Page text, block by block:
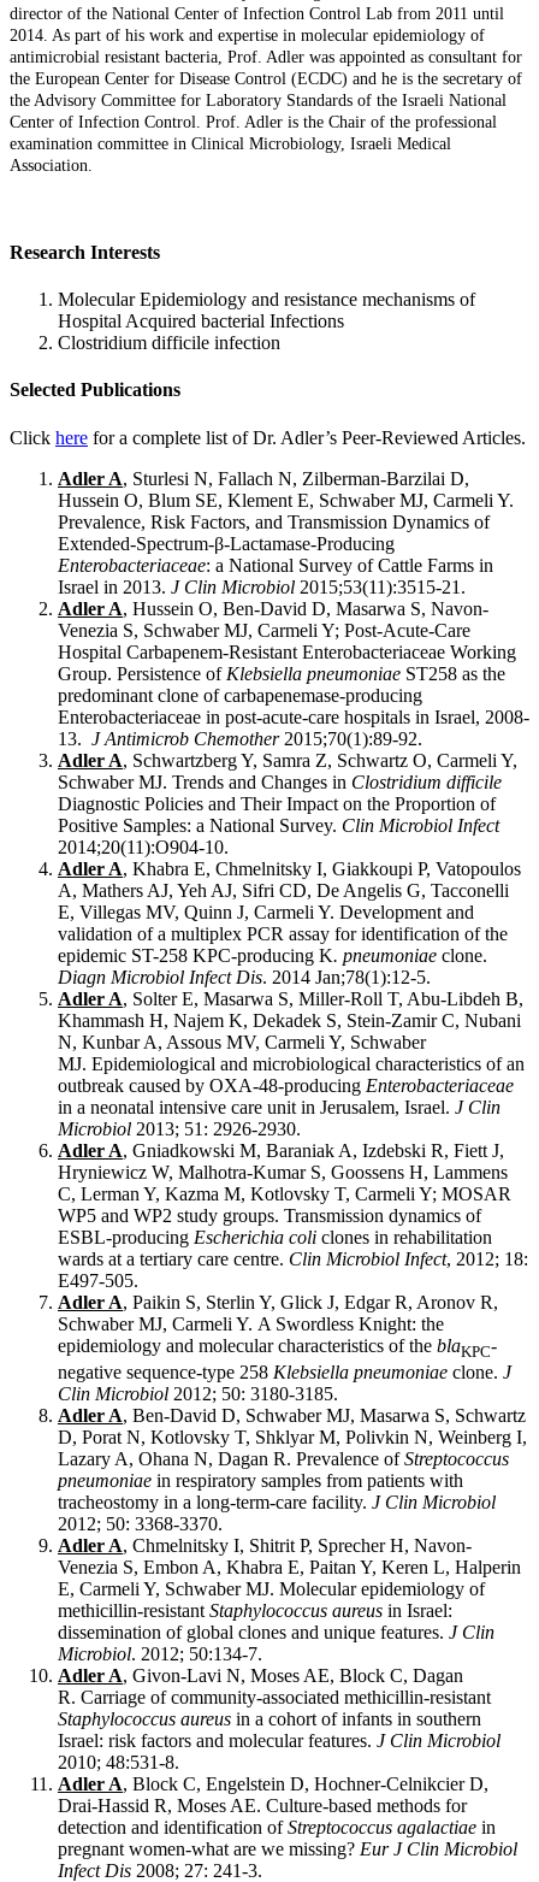
director of the National Center of Infection Control Lab from 2011 until
2014. As part of his work and expertise in molecular epidemiology of
antimicrobial resistant bacteria, Prof. Adler was appointed as consultant for
the European Center for Disease Control (ECDC) and he is the secretary of
the Advisory Committee for Laboratory Standards of the Israeli National
Center of Infection Control. Prof. Adler is the Chair of the professional
examination committee in Clinical Microbiology, Israeli Medical
Association.
Research Interests
Molecular Epidemiology and resistance mechanisms of
Hospital Acquired bacterial Infections
Clostridium difficile infection
Selected Publications
Click here for a complete list of Dr. Adler’s Peer-Reviewed Articles.
Adler A, Sturlesi N, Fallach N, Zilberman-Barzilai D,
Hussein O, Blum SE, Klement E, Schwaber MJ, Carmeli Y.
Prevalence, Risk Factors, and Transmission Dynamics of
Extended-Spectrum-β-Lactamase-Producing
Enterobacteriaceae: a National Survey of Cattle Farms in
Israel in 2013. J Clin Microbiol 2015;53(11):3515-21.
Adler A, Hussein O, Ben-David D, Masarwa S, Navon-
Venezia S, Schwaber MJ, Carmeli Y; Post-Acute-Care
Hospital Carbapenem-Resistant Enterobacteriaceae Working
Group. Persistence of Klebsiella pneumoniae ST258 as the
predominant clone of carbapenemase-producing
Enterobacteriaceae in post-acute-care hospitals in Israel, 2008-
13. J Antimicrob Chemother2015;70(1):89-92.
Adler A, Schwartzberg Y, Samra Z, Schwartz O, Carmeli Y,
Schwaber MJ. Trends and Changes in Clostridium difficile
Diagnostic Policies and Their Impact on the Proportion of
Positive Samples: a National Survey. Clin Microbiol Infect
2014;20(11):O904-10.
Adler A, Khabra E, Chmelnitsky I, Giakkoupi P, Vatopoulos
A, Mathers AJ, Yeh AJ, Sifri CD, De Angelis G, Tacconelli
E, Villegas MV, Quinn J, Carmeli Y. Development and
validation of a multiplex PCR assay for identification of the
epidemic ST-258 KPC-producing K. pneumoniae clone.
Diagn Microbiol Infect Dis. 2014 Jan;78(1):12-5.
Adler A, Solter E, Masarwa S, Miller-Roll T, Abu-Libdeh B,
Khammash H, Najem K, Dekadek S, Stein-Zamir C, Nubani
N, Kunbar A, Assous MV, Carmeli Y, Schwaber
MJ. Epidemiological and microbiological characteristics of an
outbreak caused by OXA-48-producing Enterobacteriaceae
in a neonatal intensive care unit in Jerusalem, Israel. J Clin
Microbiol 2013; 51: 2926-2930.
Adler A, Gniadkowski M, Baraniak A, Izdebski R, Fiett J,
Hryniewicz W, Malhotra-Kumar S, Goossens H, Lammens
C, Lerman Y, Kazma M, Kotlovsky T, Carmeli Y; MOSAR
WP5 and WP2 study groups. Transmission dynamics of
ESBL-producing Escherichia coli clones in rehabilitation
wards at a tertiary care centre. Clin Microbiol Infect, 2012; 18:
E497-505.
Adler A, Paikin S, Sterlin Y, Glick J, Edgar R, Aronov R,
Schwaber MJ, Carmeli Y. A Swordless Knight: the
epidemiology and molecular characteristics of the blaKPC-
negative sequence-type 258 Klebsiella pneumoniae clone. J
Clin Microbiol 2012; 50: 3180-3185.
Adler A, Ben-David D, Schwaber MJ, Masarwa S, Schwartz
D, Porat N, Kotlovsky T, Shklyar M, Polivkin N, Weinberg I,
Lazary A, Ohana N, Dagan R. Prevalence ofStreptococcus
pneumoniae in respiratory samples from patients with
tracheostomy in a long-term-care facility. J Clin Microbiol
2012; 50: 3368-3370.
Adler A, Chmelnitsky I, Shitrit P, Sprecher H, Navon-
Venezia S, Embon A, Khabra E, Paitan Y, Keren L, Halperin
E, Carmeli Y, Schwaber MJ. Molecular epidemiology of
methicillin-resistant Staphylococcus aureus in Israel:
dissemination of global clones and unique features. J Clin
Microbiol. 2012; 50:134-7.
Adler A, Givon-Lavi N, Moses AE, Block C, Dagan
R. Carriage of community-associated methicillin-resistant
Staphylococcus aureus in a cohort of infants in southern
Israel: risk factors and molecular features. J Clin Microbiol
2010; 48:531-8.
Adler A, Block C, Engelstein D, Hochner-Celnikcier D,
Drai-Hassid R, Moses AE. Culture-based methods for
detection and identification ofStreptococcus agalactiae in
pregnant women-what are we missing? Eur J Clin Microbiol
Infect Dis 2008; 27: 241-3.